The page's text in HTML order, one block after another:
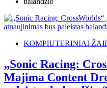
KOMPIUTERINIAI
„Sonic Racing:
Majima Content